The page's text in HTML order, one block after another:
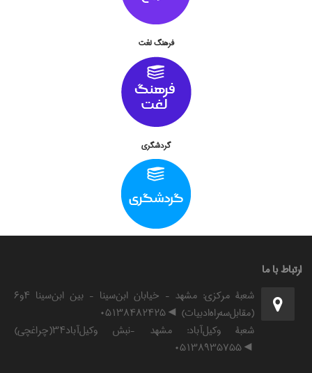
فرهنگ لغت
گردشگري
ارتباط با ما
شعبۀ مرکزی: مشهد - خیابان ابن‌سینا - بین ابن‌سینا ۴و۶
(مقابل‌سه‌راه‌ادبیات) ◄۰۵۱۳۸۴۸۲۴۲۵
شعبۀ وکیل‌آباد: مشهد -نبش وکیل‌آباد۳۴(چراغچی)
◄۰۵۱۳۸۹۳۵۷۵۵